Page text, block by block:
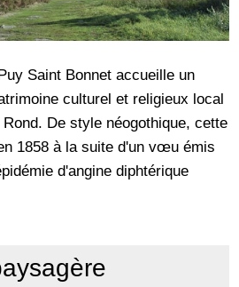
Saint Bonnet accueille un
culturel et religieux local
De style néogothique, cette
1858 à la suite d'un vœu émis
d'angine diphtérique